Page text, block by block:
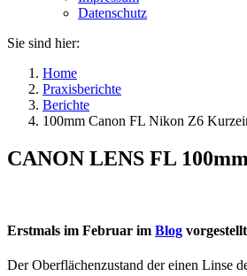
Datenschutz
Sie sind hier:
Home
Praxisberichte
Berichte
100mm Canon FL Nikon Z6
CANON LENS FL
Erstmals im Februar im Blog
Der Oberflächenzustand der einen Linse